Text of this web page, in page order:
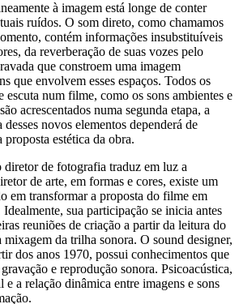
à imagem está longe de conter
ruídos. O som direto, como chamamos
contém informações insubstituíveis
da reverberação de suas vozes pelo
que constroem uma imagem
que envolvem esses espaços. Todos os
escuta num filme, como os sons ambientes e
acrescentados numa segunda etapa, a
novos elementos dependerá de
proposta estética da obra.
diretor de fotografia traduz em luz a
de arte, em formas e cores, existe um
em transformar a proposta do filme em
sua participação se inicia antes
reuniões de criação a partir da leitura do
mixagem da trilha sonora. O sound designer,
dos anos 1970, possui conhecimentos que
e reprodução sonora. Psicoacústica,
e a relação dinâmica entre imagens e sons